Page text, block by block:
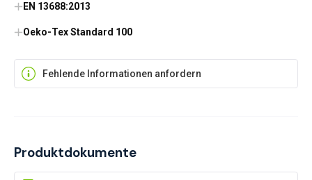
EN 13688:2013
Oeko-Tex Standard 100
Fehlende Informationen anfordern
Produktdokumente